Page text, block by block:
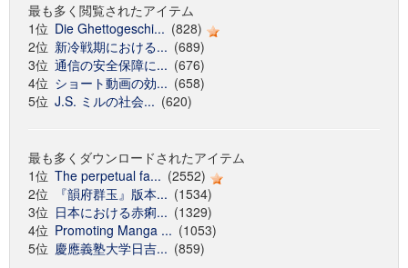
最も多く閲覧されたアイテム
1位 Die Ghettogeschi... (828)
2位 新冷戦期における... (689)
3位 通信の安全保障に... (676)
4位 ショート動画の効... (658)
5位 J.S. ミルの社会... (620)
最も多くダウンロードされたアイテム
1位 The perpetual fa... (2552)
2位
『韻府群玉』版本... (1534)
3位 日本における赤痢... (1329)
4位 Promoting Manga ... (1053)
5位 慶應義塾大学日吉... (859)